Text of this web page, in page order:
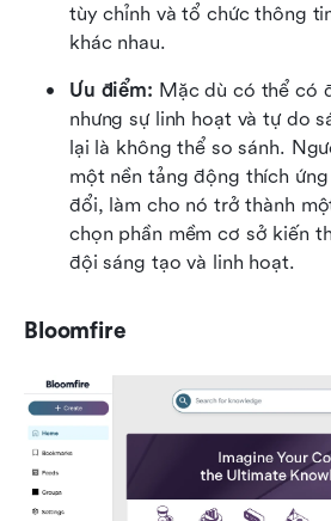
tùy chỉnh và tổ chức thông
khác nhau.
Ưu điểm: Mặc dù có thể có
nhưng sự linh hoạt và tự do
lại là không thể so sánh.
một nền tảng động thích
đổi, làm cho nó trở thành
chọn phần mềm cơ sở kiến
đội sáng tạo và linh hoạt.
Bloomfire